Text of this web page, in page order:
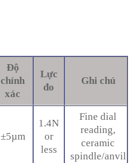
Độ
chính
xác
Lực
đo
Ghi chú
±5µm
1.4N
or
less
Fine dial
reading,
ceramic
spindle/anvil